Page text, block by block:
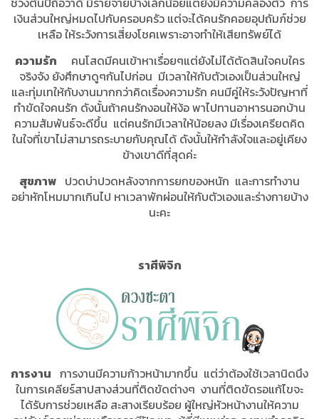
เงินส่วนใหญ่หมดไปกับครอบครัว แต่จะได้คนรักคอยอุปถัมภ์ช่วย
เหลือ ให้ระวังการเสี่ยงโชคเพราะอาจทำให้เสียทรัพย์ได้
ความรัก คนโสดมีคนเข้าหาเรื่อยๆแต่ยังไม่ได้ตัดสินใจคบใคร
จริงจัง ยังศึกษาดูๆกันไปก่อน มีเวลาให้กับตัวเองเป็นส่วนใหญ่
และทุ่มเทให้กับงานมากกว่าคิดเรื่องความรัก คนมีคู่ให้ระวังปัญหาที่
ทำขัดใจคนรัก ดังนั้นถ้าคนรักงอนให้ง้อ พาไปทานอาหารนอกบ้าน
ความสัมพันธ์จะดีขึ้น แต่คนรักมีเวลาให้น้อยลง มีเรื่องเครียดคิด
ในใจที่เขาไม่สามารถระบายกับคุณได้ ดังนั้นให้กำลังใจและอยู่เคียง
ข้างเขาดีที่สุดค่ะ
สุขภาพ ปวดบ่าปวดหลังจากการยกของหนัก และการทำงาน
อย่าหักโหมมากเกินไป หาเวลาพักผ่อนให้กับตัวเองและร่างกายบ้าง
นะคะ
ราศีพิจิก
การงาน การงานมีความก้าวหน้ามากขึ้น แต่ว่าต้องใช้เวลานิดนึง
ในการเคลียร์สาปสางส่วนที่ติดขัดต่างๆ งานที่ติดขัดรอแก้ไขจะ
ได้รับการช่วยเหลือ สะสางเรียบร้อย ผู้ใหญ่หัวหน้างานให้ความ